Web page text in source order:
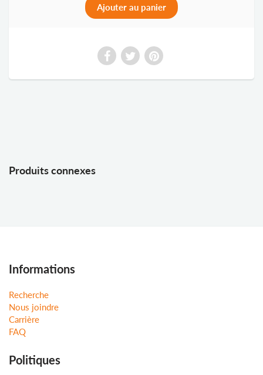
Produits connexes
Informations
Recherche
Nous joindre
Carrière
FAQ
Politiques